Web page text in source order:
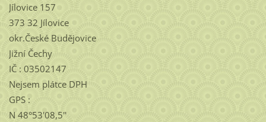
Jílovice 157
373 32 Jílovice
okr.České Budějovice
Jižní Čechy
IČ : 03502147
Nejsem plátce DPH
GPS :
N 48°53'08,5''